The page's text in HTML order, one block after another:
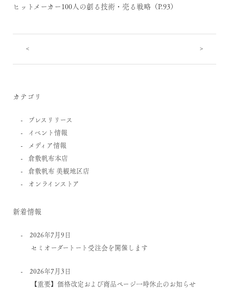
ヒットメーカー100人の創る技術・売る戦略（P.93）
< >
カテゴリ
プレスリリース
イベント情報
メディア情報
倉敷帆布本店
倉敷帆布 美観地区店
オンラインストア
新着情報
2026年7月9日
セミオーダートート受注会を開催します
2026年7月3日
【重要】価格改定および商品ページ一時休止のお知らせ